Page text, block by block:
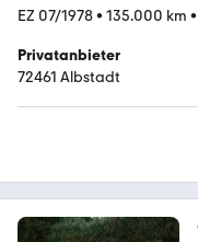
EZ 07/1978• 135.000 km •
Privatanbieter
72461 Albstadt